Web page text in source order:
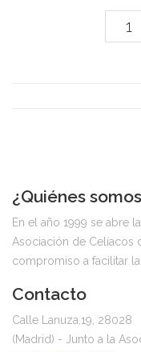
¿Quiénes
En el año 1999 se abre
Asociación de Celíacos
compromiso a facilitar
Contacto
Calle Lanuza,19, 28028
(Madrid) - Junto a la